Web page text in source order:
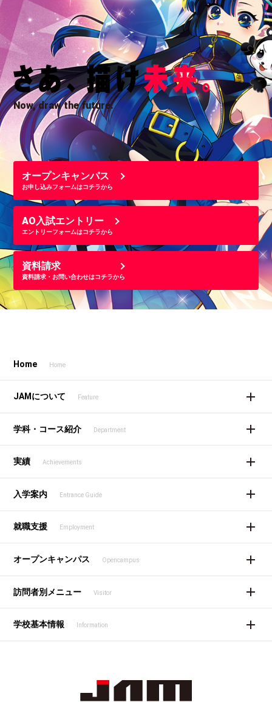
Now, draw the future.
オープンキャンパス
お申し込みフォームはコチラから
AO入試エントリー
エントリーフォームはコチラから
資料請求
資料請求・お問い合わせはコチラから
Home Home
JAMについて Feature
学科・コース紹介 Department
実績 Achievements
入学案内 Entrance Guide
就職支援 Employment
オープンキャンパス Opencampus
訪問者別メニュー Visitor
学校基本情報 Information